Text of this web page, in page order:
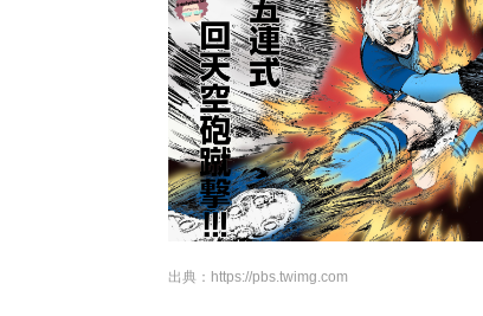
出典： https://pbs.twimg.com